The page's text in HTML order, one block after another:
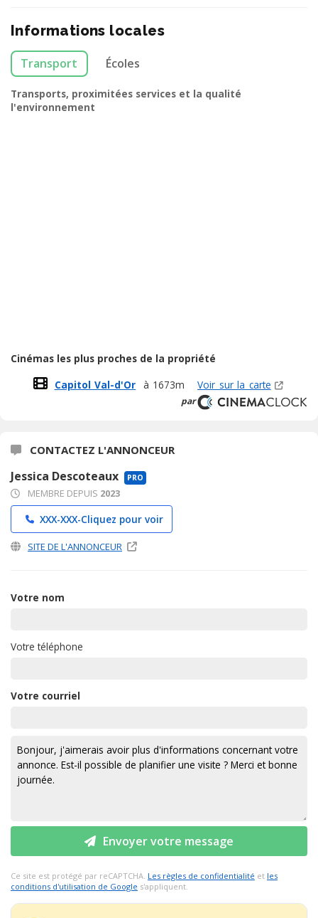
Informations locales
Transport Écoles
Transports, proximitées services et la qualité
l'environnement
Cinémas les plus proches de la propriété
Capitol Val-d'Or à 1673m Voir sur la carte
par
CONTACTEZ L'ANNONCEUR
Jessica Descoteaux PRO
MEMBRE DEPUIS 2023
XXX-XXX-Cliquez pour voir
SITE DE L'ANNONCEUR
Votre nom
Votre téléphone
Votre courriel
Envoyer votre message
Ce site est protégé par reCAPTCHA. Les règles de confidentialité et les
conditions d'utilisation de Google s'appliquent.